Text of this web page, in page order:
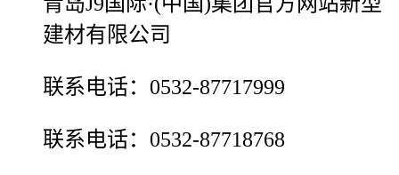
建材有限公司
联系电话：0532-87717999
联系电话：0532-87718768